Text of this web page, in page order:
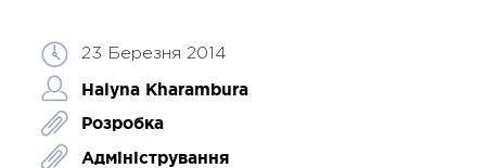
23 Березня 2014
Halyna Kharambura
Розробка
Адміністрування